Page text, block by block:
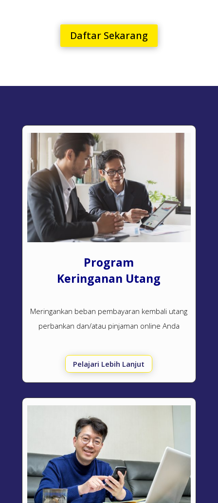
Daftar Sekarang
Program
Keringanan Utang
Meringankan beban pembayaran kembali utang
perbankan dan/atau pinjaman online Anda
Pelajari Lebih Lanjut